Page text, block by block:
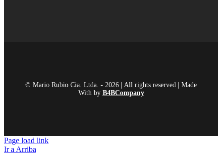
© Mario Rubio Cia. Ltda. - 2026 | All rights reserved | Made
With by B4BCompany
Page load link
Ir a Arriba